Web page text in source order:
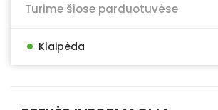
Turime šiose parduotuvėse
• Klaipėda